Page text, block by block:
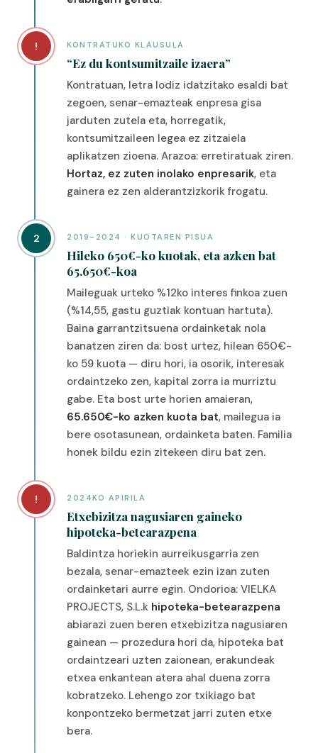
! KONTRATUKO KLAUSULA
“Ez du kontsumitzaile izaera”
Kontratuan, letra lodiz idatzitako esaldi bat
zegoen, senar-emazteak enpresa gisa
jarduten zutela eta, horregatik,
kontsumitzaileen legea ez zitzaiela
aplikatzen zioena. Arazoa: erretiratuak ziren.
Hortaz, ez zuten inolako enpresarik, eta
gainera ez zen alderantzizkorik frogatu.
2 2019-2024 · KUOTAREN PISUA
Hileko 650€-ko kuotak, eta azken bat
65.650€-koa
Maileguak urteko %12ko interes finkoa zuen
(%14,55, gastu guztiak kontuan hartuta).
Baina garrantzitsuena ordainketak nola
banatzen ziren da: bost urtez, hilean 650€-
ko 59 kuota — diru hori, ia osorik, interesak
ordaintzeko zen, kapital zorra ia murriztu
gabe. Eta bost urte horien amaieran,
65.650€-ko azken kuota bat, mailegua ia
bere osotasunean, ordainketa baten. Familia
honek bildu ezin zitekeen diru bat zen.
! 2024KO APIRILA
Etxebizitza nagusiaren gaineko
hipoteka-betearazpena
Baldintza horiekin aurreikusgarria zen
bezala, senar-emazteek ezin izan zuten
ordainketari aurre egin. Ondorioa: VIELKA
PROJECTS, S.L.k hipoteka-betearazpena
abiarazi zuen beren etxebizitza nagusiaren
gainean — prozedura hori da, hipoteka bat
ordaintzeari uzten zaionean, erakundeak
etxea enkantean atera ahal duena zorra
kobratzeko. Lehengo zor txikiago bat
konpontzeko bermetzat jarri zuten etxe
bera.